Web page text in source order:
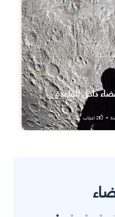
داخل القاعدة
•
2اعجاب